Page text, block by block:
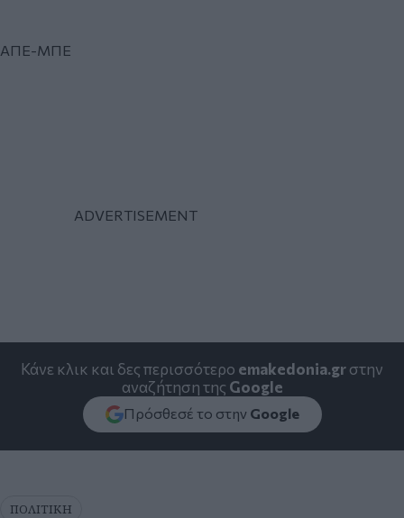
ΑΠΕ-ΜΠΕ
Κάνε κλικ και δες περισσότερο emakedonia.grστην
αναζήτηση της Google
Πρόσθεσέ το στην Google
ΠΟΛΙΤΙΚΗ